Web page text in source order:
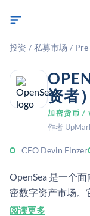
投资 / 私募市场 /
资者）
加密货币 /
作者
CEO Devin Finzer
OpenSea 是一个
密数字资产市场。
用户资产。
阅读更多